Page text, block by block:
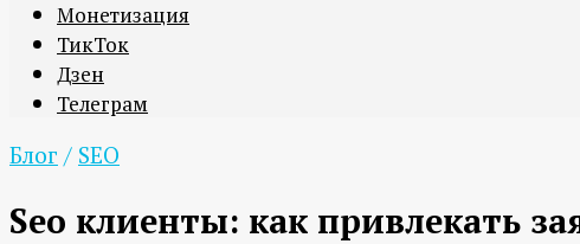
Монетизация
ТикТок
Дзен
Телеграм
Блог / SEO
Seo клиенты: как привлекать